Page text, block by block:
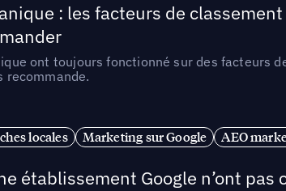
: les facteurs de
ont toujours fonctionné sur des
recommande.
locales Marketing sur Google AEO
établissement Google n’ont